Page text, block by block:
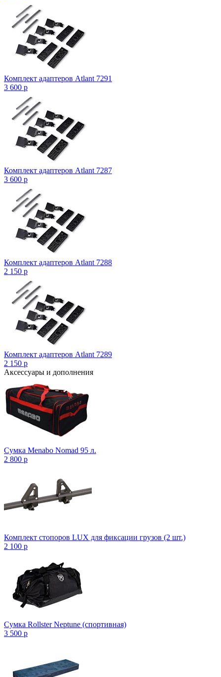
Комплект адаптеров Atlant 7291
3 600 p
Комплект адаптеров Atlant 7287
3 600 p
Комплект адаптеров Atlant 7288
2 150 p
Комплект адаптеров Atlant 7289
2 150 p
Аксессуары и дополнения
Сумка Menabo Nomad 95 л.
2 800 p
Комплект стопоров LUX для фиксации грузов (2 шт.)
2 100 p
Сумка Rollster Neptune (спортивная)
3 500 p